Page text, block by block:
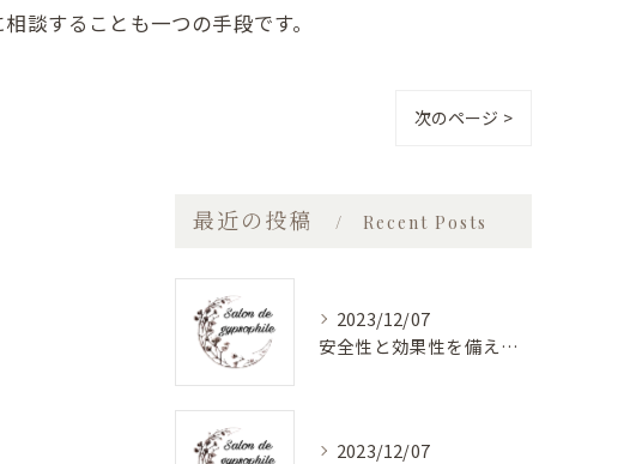
談することも一つの手段です。
次のページ >
最近の投稿 Recent Posts
2023/12/07
安全性と効果性を備えたバストアップエステ
2023/12/07